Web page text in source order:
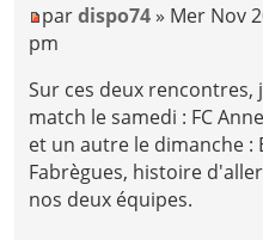
pardispo74 » Mer Nov
pm
Sur ces deux rencontres,
match le samedi : FC
et un autre le dimanche :
Fabrègues, histoire
nos deux équipes.